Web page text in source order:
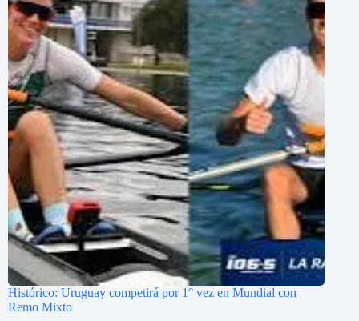
Histórico: Uruguay competirá por 1° vez en Mundial con
Remo Mixto